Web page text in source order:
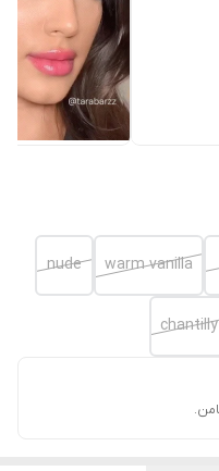
warm vanilla
nude
chantilly